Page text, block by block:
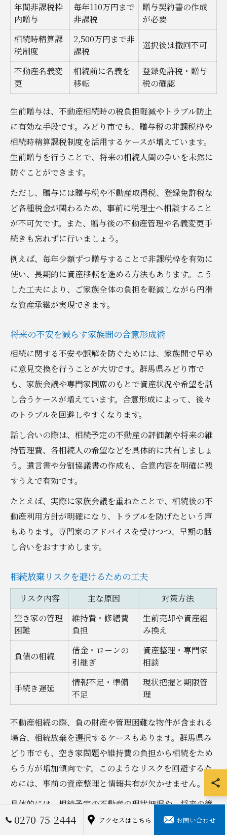
年間非課税枠
内贈与
毎年110万円まで
非課税
贈与契約書の作成
が必要
相続時精算課
税制度
2,500万円まで非
課税
選択後は撤回不可
不動産名義変
更
相続前に名義を
移転
登録免許税・贈与
税の確認
生前贈与は、不動産相続時の税負担軽減やトラブル防止
に有効な手段です。みどり市でも、贈与税の非課税枠や
相続時精算課税制度を活用するケースが増えています。
生前贈与を行うことで、将来の相続人間の争いを未然に
防ぐことができます。
ただし、贈与には贈与税や不動産取得税、登録免許税な
ど各種税金が関わるため、事前に税理士へ相談すること
が不可欠です。また、贈与後の不動産管理や名義変更手
続きも忘れずに行いましょう。
例えば、毎年少額ずつ贈与することで非課税枠を有効に
使い、長期的に資産移転を進める方法もあります。こう
した工夫により、ご家族全体の負担を軽減しながら円滑
な資産承継が実現できます。
将来の不安を減らす家族間の合意形成術
相続に関する不安や誤解を防ぐためには、家族間で早め
に意見交換を行うことが大切です。群馬県みどり市で
も、家族会議や専門家同席のもとで資産状況や希望を話
し合うケースが増えています。合意形成によって、後々
のトラブルを回避しやすくなります。
話し合いの際は、相続予定の不動産の評価額や将来の維
持管理費、各相続人の希望などを具体的に共有しましょ
う。遺言書や分割協議書の作成も、合意内容を明確に残
すうえで有効です。
たとえば、実際に家族会議を重ねたことで、相続後の不
動産利用方針が明確になり、トラブルを防げたという声
もあります。専門家のアドバイスを受けつつ、早期の話
し合いをおすすめします。
相続放棄リスクを避けるための工夫
リスク内容 主な原因
対策方法
空き家の管理
困難
維持費・修繕費
負担
生前売却や資産組
み換え
負債の相続
借金・ローンの
引継ぎ
資産整理・専門家
相談
手続き遅延
情報不足・準備
不足
現状把握と期限管
理
不動産相続の際、負の財産や管理困難な物件が含まれる
場合、相続放棄を選択するケースもあります。群馬県み
どり市でも、空き家問題や維持費の負担から相続をため
らう方が増加傾向です。このようなリスクを回避するた
めには、事前の資産整理と情報共有が欠かせません。
具体的には、相続予定の不動産の現状把握や、将来の管
理費・修繕費の見通しを立てておくことが重要です。不
0270-75-2444 アクセスはこちら お問い合わせ